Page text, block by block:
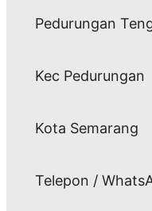
Pedurungan
Kec Pedurungan
Kota Semarang
Telepon /